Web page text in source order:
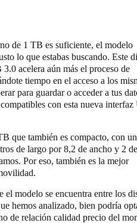
de 1 TB es suficiente, el modelo
lo que estabas buscando. Este
acelera aún más el proceso de
tiempo en el acceso a los
para guardar o acceder a tus
con esta nueva interfaz
que también es compacto, con
de largo por 8,2 de ancho y 2
Por eso, también es la mejor
modelo se encuentra entre los
hemos analizado, bien podría
de relación calidad precio del